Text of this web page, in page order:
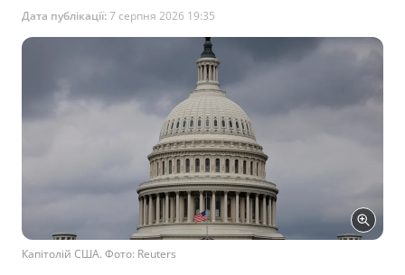
Дата публікації:7 серпня 2026 19:35
Капітолій США. Фото: Reuters